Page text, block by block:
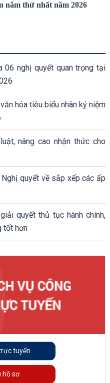
năm thứ nhất năm 2026
06 nghị quyết quan trọng tại
hóa tiêu biểu nhân kỷ niệm
nâng cao nhận thức cho
quyết về sắp xếp các ấp
quyết thủ tục hành chính,
tốt hơn
tuyến
hồ sơ